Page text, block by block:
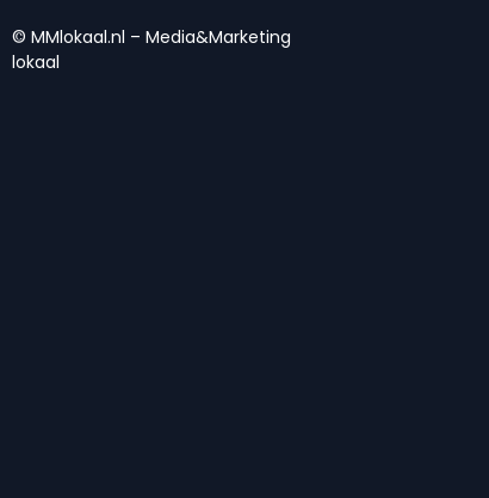
© MMlokaal.nl – Media&Marketing
lokaal